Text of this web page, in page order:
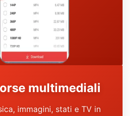
multimediali
immagini, stati e TV in